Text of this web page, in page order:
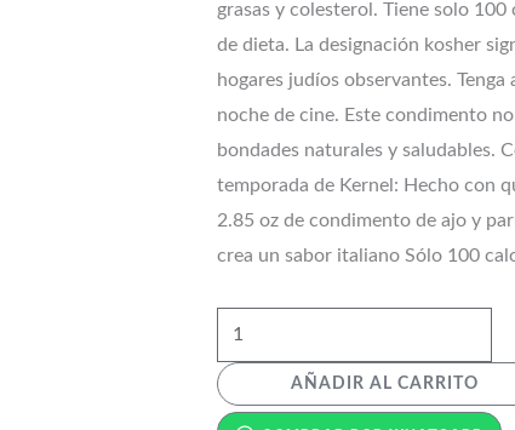
grasas y colesterol. Tiene solo
de dieta. La designación kosher
hogares judíos observantes.
noche de cine. Este condimento
bondades naturales y saludables.
temporada de Kernel: Hecho con
2.85 oz de condimento de ajo y
crea un sabor italiano Sólo 100
AÑADIR AL CARRITO